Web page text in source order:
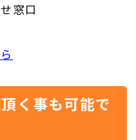
窓口
く事も可能で